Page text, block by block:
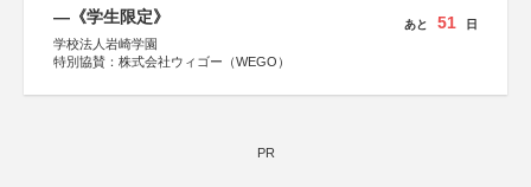
―《学生限定》
学校法人岩崎学園
特別協賛：株式会社ウィゴー（WEGO）
あと 51 日
PR